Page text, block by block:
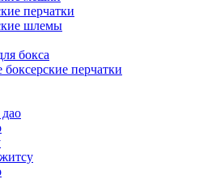
перчатки
шлемы
бокса
боксерские перчатки